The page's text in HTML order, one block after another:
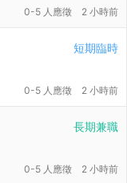
0-5 人應徵 2 小時前
短期臨時
0-5 人應徵 2 小時前
長期兼職
0-5 人應徵 2 小時前